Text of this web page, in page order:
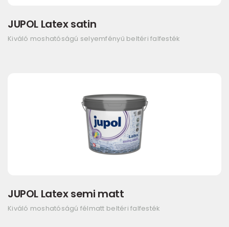
JUPOL Latex satin
Kiváló moshatóságú selyemfényű beltéri falfesték
JUPOL Latex semi matt
Kiváló moshatóságú félmatt beltéri falfesték